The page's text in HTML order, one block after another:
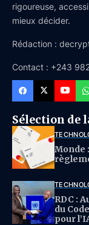
rigoureuse,
mieux décider.
Rédaction :
Contact : +243
Sélection de
Monde
RDC :
du
pour